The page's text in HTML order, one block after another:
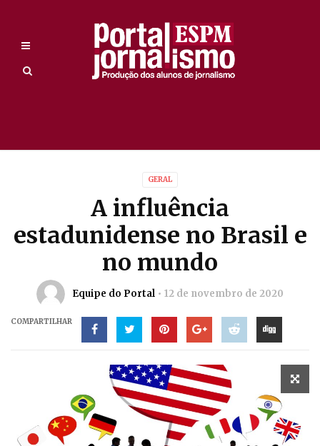
GERAL
A influência
estadunidense no Brasil e
no mundo
Equipe do Portal 12 de novembro de 2020
COMPARTILHAR